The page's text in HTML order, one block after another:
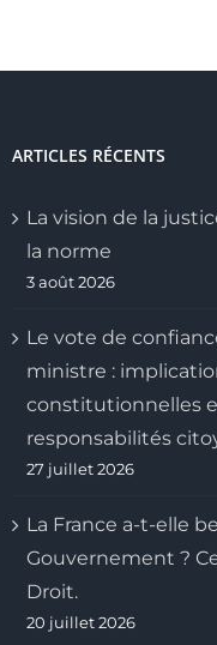
ARTICLES RÉCENTS
La vision de la
la norme
3 août 2026
Le vote de
ministre :
constitutionnelles
responsabilités
27 juillet 2026
La France a-t-elle
Gouvernement ?
Droit.
20 juillet 2026